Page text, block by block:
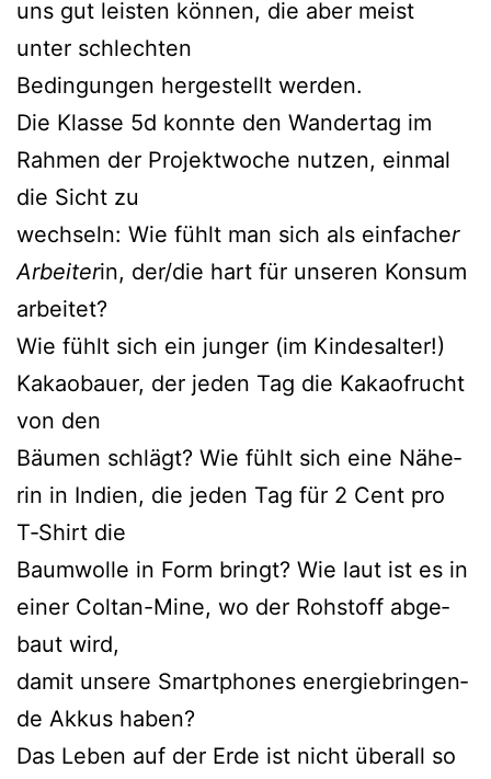
uns gut leis­ten kön­nen, die aber meist
unter schlech­ten
Bedin­gun­gen her­ge­stellt wer­den.
Die Klas­se 5d konn­te den Wan­der­tag im
Rah­men der Pro­jekt­wo­che nut­zen, ein­mal
die Sicht zu
wech­seln: Wie fühlt man sich als ein­fa­cher
Arbei­terin, der/die hart für unse­ren Kon­sum
arbei­tet?
Wie fühlt sich ein jun­ger (im Kin­des­al­ter!)
Kakao­bau­er, der jeden Tag die Kakao­frucht
von den
Bäu­men schlägt? Wie fühlt sich eine Nähe­
rin in Indi­en, die jeden Tag für 2 Cent pro
T‑Shirt die
Baum­wol­le in Form bringt? Wie laut ist es in
einer Col­tan-Mine, wo der Roh­stoff abge­
baut wird,
damit unse­re Smart­phones ener­gie­brin­gen­
de Akkus haben?
Das Leben auf der Erde ist nicht über­all so